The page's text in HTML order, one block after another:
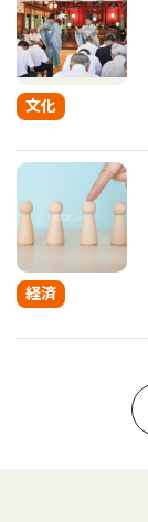
文化
経済